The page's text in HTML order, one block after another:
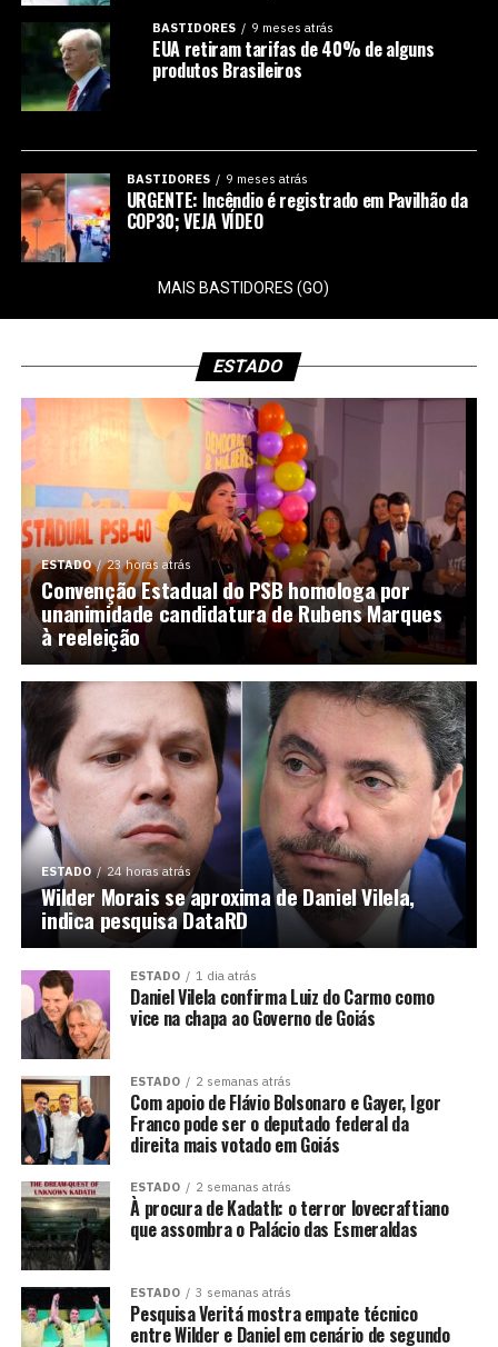
BASTIDORES 9 meses atrás
EUA retiram tarifas de 40% de alguns
produtos Brasileiros
BASTIDORES 9 meses atrás
URGENTE: Incêndio é registrado em Pavilhão da
COP30; VEJA VÍDEO
MAIS BASTIDORES (GO)
ESTADO
ESTADO 23 horas atrás
Convenção Estadual do PSB homologa por
unanimidade candidatura de Rubens Marques
à reeleição
ESTADO 24 horas atrás
Wilder Morais se aproxima de Daniel Vilela,
indica pesquisa DataRD
ESTADO 1 dia atrás
Daniel Vilela confirma Luiz do Carmo como
vice na chapa ao Governo de Goiás
ESTADO 2 semanas atrás
Com apoio de Flávio Bolsonaro e Gayer, Igor
Franco pode ser o deputado federal da
direita mais votado em Goiás
ESTADO 2 semanas atrás
À procura de Kadath: o terror lovecraftiano
que assombra o Palácio das Esmeraldas
ESTADO 3 semanas atrás
Pesquisa Veritá mostra empate técnico
entre Wilder e Daniel em cenário de segundo